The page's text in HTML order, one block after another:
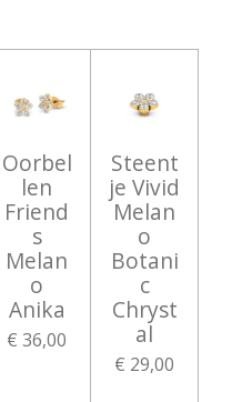
Oorbel
len
Friend
s
Melan
o
Anika
€ 36,00
Steent
je Vivid
Melan
o
Botani
c
Chryst
al
€ 29,00